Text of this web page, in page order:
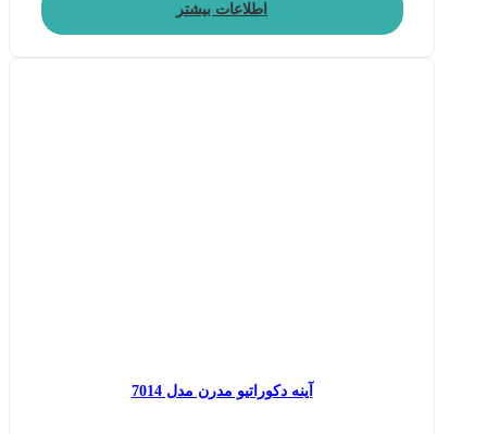
اطلاعات بیشتر
آینه دکوراتیو مدرن مدل 7014